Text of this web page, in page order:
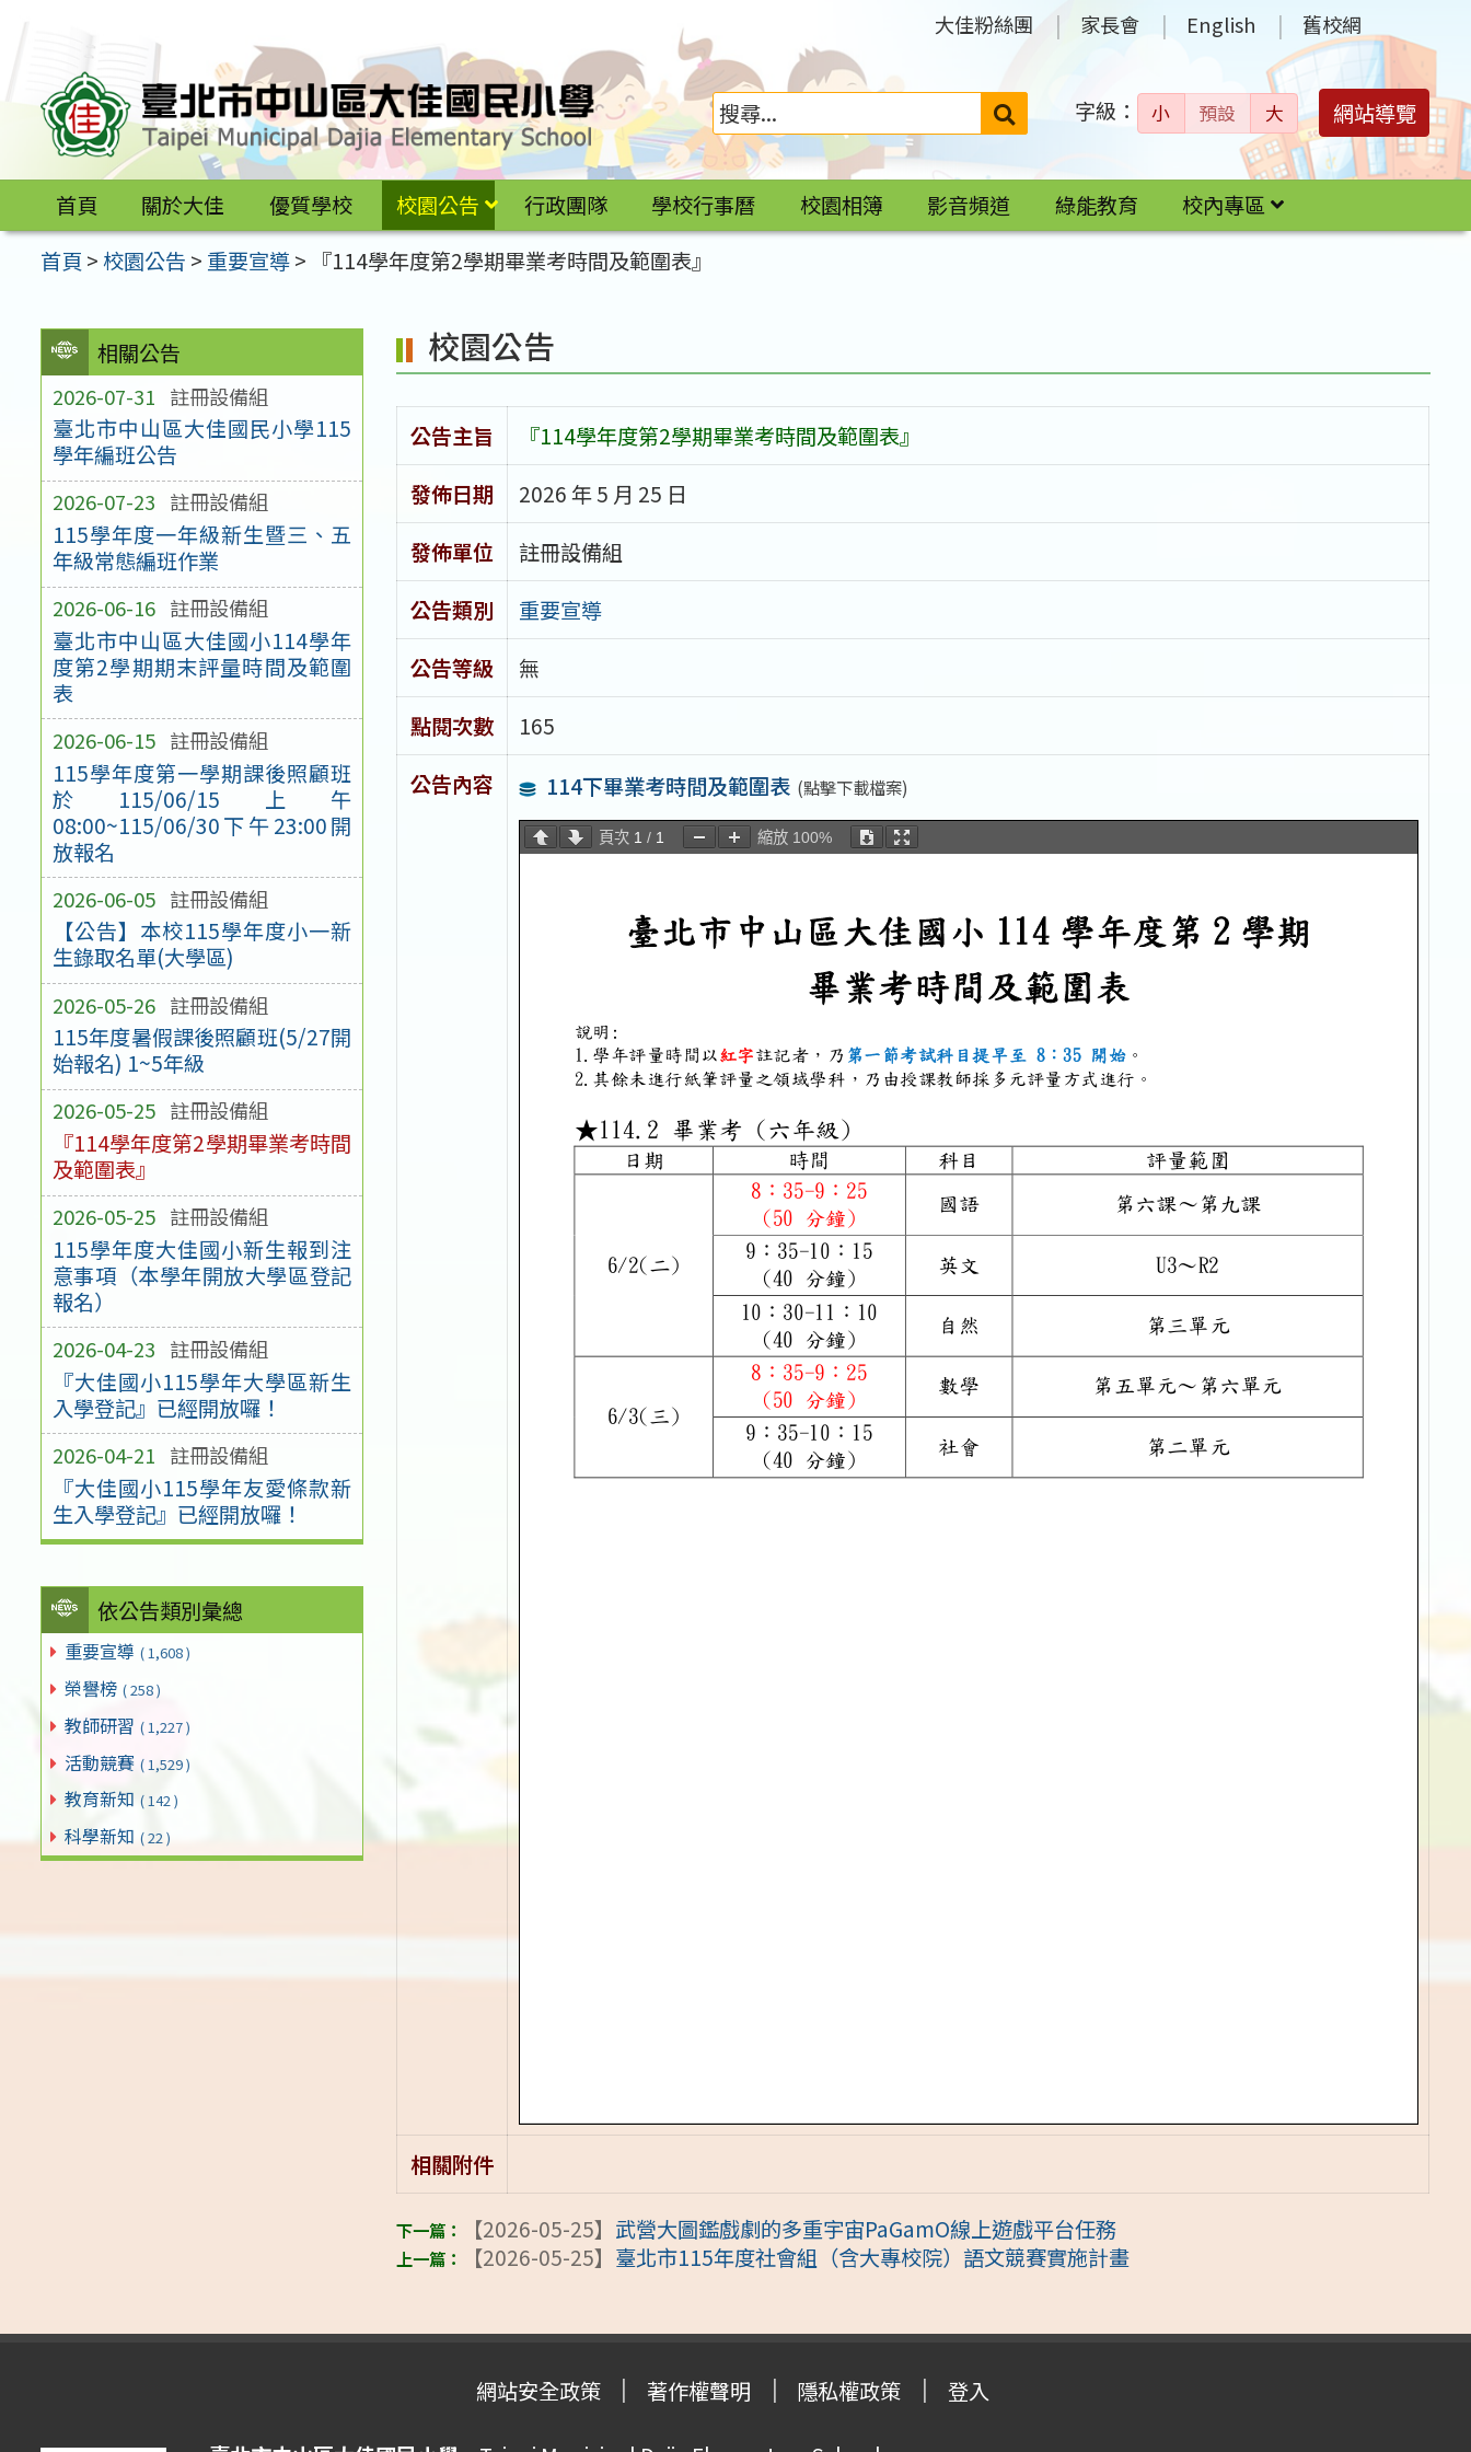
區
大佳粉絲團 家長會 English 舊校網
搜
字級： 小 預設 大 網站導覽
首頁 關於大佳 優質學校 校園公告 行政團隊 學校行事曆 校園相簿 影音頻道 綠能教育
校內專區
首頁 >校園公告 > 重要宣導> 『114學年度第2學期畢業考時間及範圍表』
相關公告
2026-07-31 註冊設備組
臺北市中山區大佳國民小學115
學年編班公告
2026-07-23 註冊設備組
115學年度一年級新生暨三、五
年級常態編班作業
2026-06-16 註冊設備組
臺北市中山區大佳國小114學年
度第2學期期末評量時間及範圍
表
2026-06-15 註冊設備組
115學年度第一學期課後照顧班
於115/06/15上午
08:00~115/06/30下午23:00開
放報名
2026-06-05 註冊設備組
【公告】本校115學年度小一新
生錄取名單(大學區)
2026-05-26 註冊設備組
115年度暑假課後照顧班(5/27開
始報名) 1~5年級
2026-05-25 註冊設備組
『114學年度第2學期畢業考時間
及範圍表』
2026-05-25 註冊設備組
115學年度大佳國小新生報到注
意事項（本學年開放大學區登記
報名）
2026-04-23 註冊設備組
『大佳國小115學年大學區新生
入學登記』已經開放囉！
2026-04-21 註冊設備組
『大佳國小115學年友愛條款新
生入學登記』已經開放囉！
依公告類別彙總
重要宣導 ( 1,608 )
榮譽榜 ( 258 )
教師研習 ( 1,227 )
活動競賽 ( 1,529 )
教育新知 ( 142 )
科學新知 ( 22 )
校園公告
公告主旨
『114學年度第2學期畢業考時間及範圍表』
發佈日期
2026 年 5 月 25 日
發佈單位
註冊設備組
公告類別
重要宣導
公告等級
無
點閱次數
165
公告內容
114下畢業考時間及範圍表 (點擊下載檔案)
頁次 1 / 1 縮放 100%
相關附件
【2026-05-25】 武營大圖鑑戲劇的多重宇宙PaGamO線上遊戲平台任務
【2026-05-25】 臺北市115年度社會組（含大專校院）語文競賽實施計畫
網站安全政策 著作權聲明 隱私權政策 登入